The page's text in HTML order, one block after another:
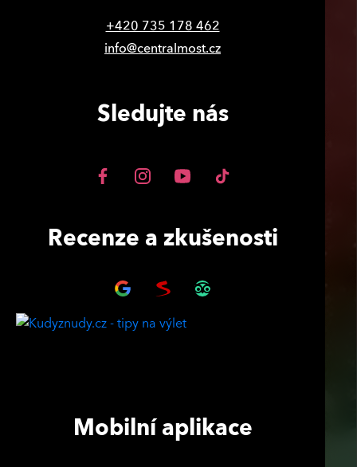
+420 735 178 462
info@centralmost.cz
Sledujte nás
Recenze a zkušenosti
Mobilní aplikace